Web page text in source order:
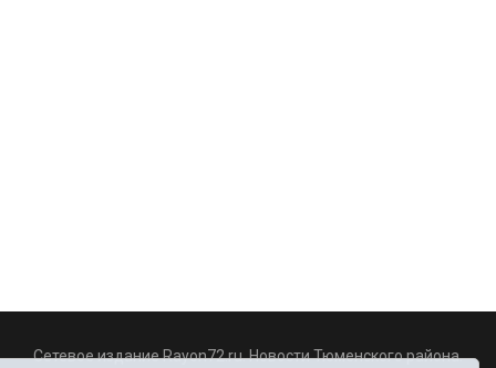
Сетевое издание Rayon72.ru. Новости Тюменского района.